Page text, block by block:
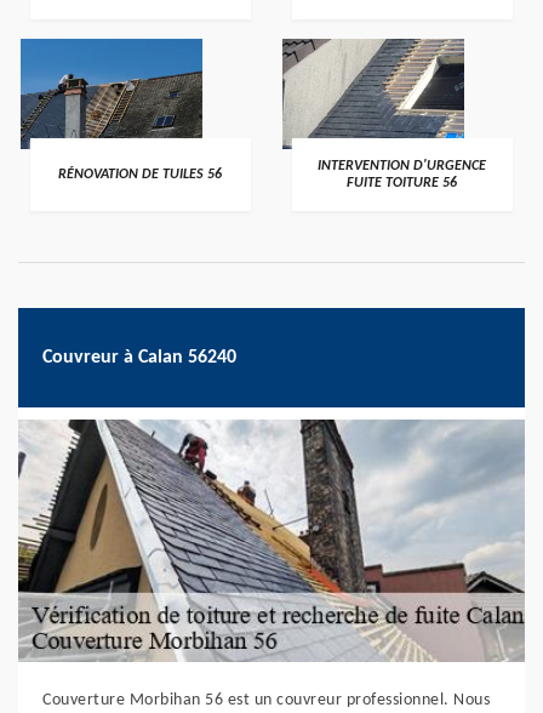
>
RÉNOVATION DE TUILES 56 >
INTERVENTION D'URGENCE
FUITE TOITURE 56
Couvreur à Calan 56240
Couverture Morbihan 56 est un couvreur professionnel. Nous